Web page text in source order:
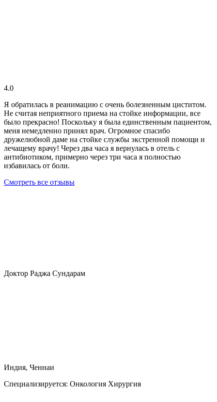
4.0
Я обратилась в реанимацию с очень болезненным циститом.
Не считая неприятного приема на стойке информации, все
было прекрасно! Поскольку я была единственным пациентом,
меня немедленно принял врач. Огромное спасибо
дружелюбной даме на стойке службы экстренной помощи и
лечащему врачу! Через два часа я вернулась в отель с
антибиотиком, примерно через три часа я полностью
избавилась от боли.
Смотреть все отзывы
Доктор Раджа Сундарам
Индия, Ченнаи
Специализируется: Онкология Хирургия